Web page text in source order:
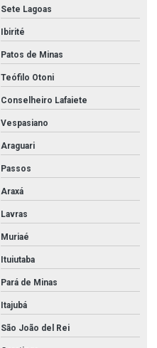
Sete Lagoas
Ibirité
Patos de Minas
Teófilo Otoni
Conselheiro Lafaiete
Vespasiano
Araguari
Passos
Araxá
Lavras
Muriaé
Ituiutaba
Pará de Minas
Itajubá
São João del Rei